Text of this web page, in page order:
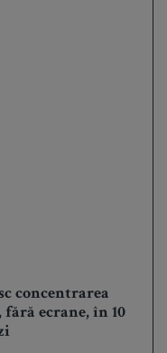
concentrarea
ecrane, în 10